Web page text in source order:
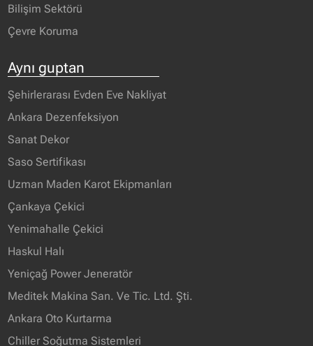
Bilişim Sektörü
Çevre Koruma
Aynı guptan
Şehirlerarası Evden Eve Nakliyat
Ankara Dezenfeksiyon
Sanat Dekor
Saso Sertifikası
Uzman Maden Karot Ekipmanları
Çankaya Çekici
Yenimahalle Çekici
Haskul Halı
Yeniçağ Power Jeneratör
Meditek Makina San. Ve Tic. Ltd. Şti.
Ankara Oto Kurtarma
Chiller Soğutma Sistemleri